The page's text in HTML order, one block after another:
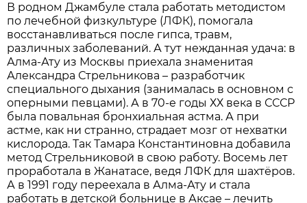
В родном Джамбуле стала работать методистом
по лечебной физкультуре (ЛФК), помогала
восстанавливаться после гипса, травм,
различных заболеваний. А тут нежданная удача: в
Алма-Ату из Москвы приехала знаменитая
Александра Стрельникова – разработчик
специального дыхания (занималась в основном с
оперными певцами). А в 70-е годы ХХ века в СССР
была повальная бронхиальная астма. А при
астме, как ни странно, страдает мозг от нехватки
кислорода. Так Тамара Константиновна добавила
метод Стрельниковой в свою работу. Восемь лет
проработала в Жанатасе, ведя ЛФК для шахтёров.
А в 1991 году переехала в Алма-Ату и стала
работать в детской больнице в Аксае – лечить